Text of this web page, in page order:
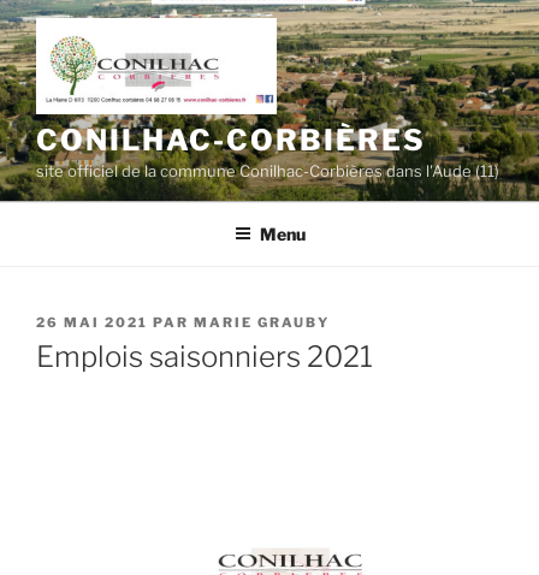
Aller
au
contenu
principal
CONILHAC-CORBIÈRES
site officiel de la commune Conilhac-Corbières dans l'Aude (11)
Menu
PUBLIÉ
LE
26 MAI 2021 PAR MARIE GRAUBY
Emplois saisonniers 2021